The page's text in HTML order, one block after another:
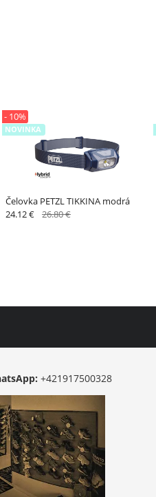
Čelovka PETZL TIKKINA modrá
NOVINKA
- 10%
24.12 € 26.80 €
+421917500328